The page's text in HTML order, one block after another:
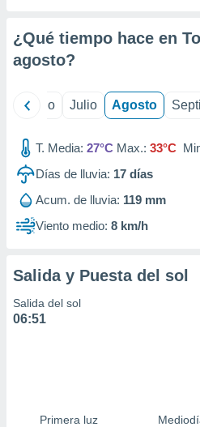
e
mediante
publicidad
publicidad
de
1199
¿Qué tiempo hace en
agosto?
Junio Julio Agosto
T. Media: 27°C Max.: 33°C
Días de lluvia: 17 días
Acum. de lluvia: 119 mm
Viento medio: 8 km/h
Salida y Puesta del sol
Salida del sol
06:51
Primera luz